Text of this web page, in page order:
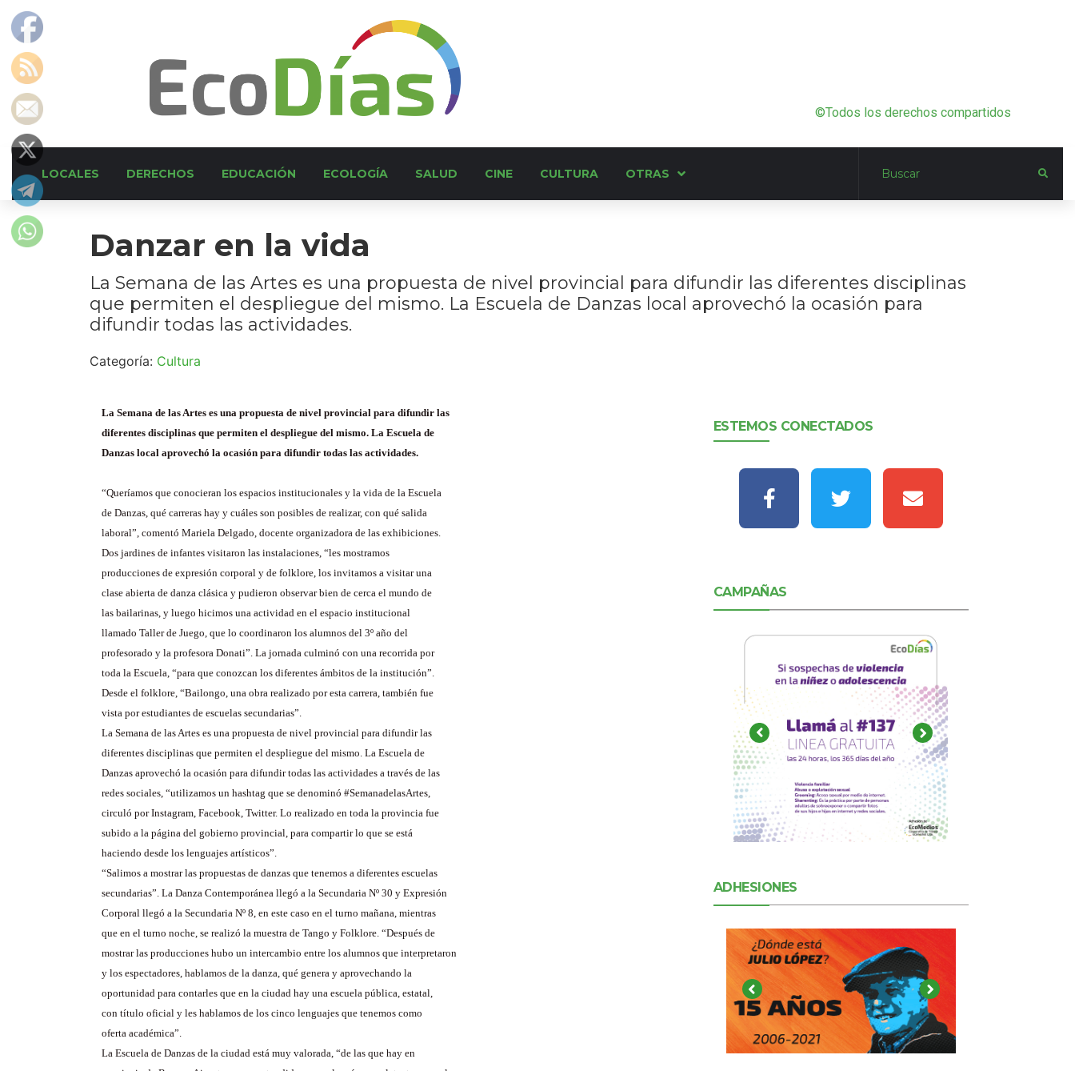
©Todos los derechos compartidos
LOCALES DERECHOS EDUCACIÓN ECOLOGÍA SALUD CINE CULTURA OTRAS
Danzar en la vida
La Semana de las Artes es una propuesta de nivel provincial para difundir las diferentes disciplinas
que permiten el despliegue del mismo. La Escuela de Danzas local aprovechó la ocasión para
difundir todas las actividades.
Categoría: Cultura
La Semana de las Artes es una propuesta de nivel provincial para difundir las
diferentes disciplinas que permiten el despliegue del mismo. La Escuela de
Danzas local aprovechó la ocasión para difundir todas las actividades.
“Queríamos que conocieran los espacios institucionales y la vida de la Escuela
de Danzas, qué carreras hay y cuáles son posibles de realizar, con qué salida
laboral”, comentó Mariela Delgado, docente organizadora de las exhibiciones.
Dos jardines de infantes visitaron las instalaciones, “les mostramos
producciones de expresión corporal y de folklore, los invitamos a visitar una
clase abierta de danza clásica y pudieron observar bien de cerca el mundo de
las bailarinas, y luego hicimos una actividad en el espacio institucional
llamado Taller de Juego, que lo coordinaron los alumnos del 3º año del
profesorado y la profesora Donati”. La jornada culminó con una recorrida por
toda la Escuela, “para que conozcan los diferentes ámbitos de la institución”.
Desde el folklore, “Bailongo, una obra realizado por esta carrera, también fue
vista por estudiantes de escuelas secundarias”.
La Semana de las Artes es una propuesta de nivel provincial para difundir las
diferentes disciplinas que permiten el despliegue del mismo. La Escuela de
Danzas aprovechó la ocasión para difundir todas las actividades a través de las
redes sociales, “utilizamos un hashtag que se denominó #SemanadelasArtes,
circuló por Instagram, Facebook, Twitter. Lo realizado en toda la provincia fue
subido a la página del gobierno provincial, para compartir lo que se está
haciendo desde los lenguajes artísticos”.
“Salimos a mostrar las propuestas de danzas que tenemos a diferentes escuelas
secundarias”. La Danza Contemporánea llegó a la Secundaria Nº 30 y Expresión
Corporal llegó a la Secundaria Nº 8, en este caso en el turno mañana, mientras
que en el turno noche, se realizó la muestra de Tango y Folklore. “Después de
mostrar las producciones hubo un intercambio entre los alumnos que interpretaron
y los espectadores, hablamos de la danza, qué genera y aprovechando la
oportunidad para contarles que en la ciudad hay una escuela pública, estatal,
con título oficial y les hablamos de los cinco lenguajes que tenemos como
oferta académica”.
La Escuela de Danzas de la ciudad está muy valorada, “de las que hay en
ESTEMOS CONECTADOS
CAMPAÑAS
ADHESIONES